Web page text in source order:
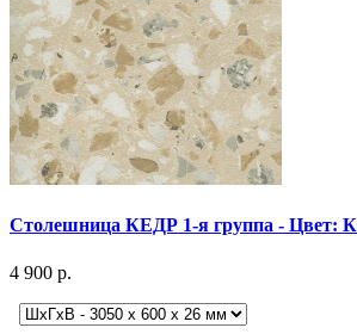
Столешница КЕДР 1-я группа - Цвет:
4 900 р.